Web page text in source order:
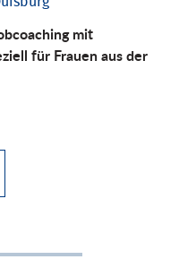
mit
für Frauen aus der